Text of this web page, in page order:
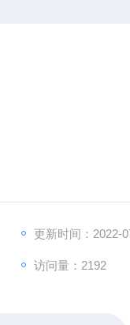
更新时间：2022-
访问量：2192